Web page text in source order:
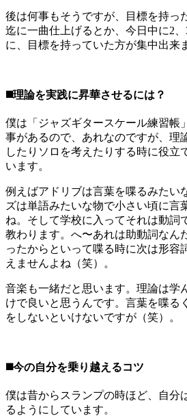
後は何事もそうですが、目標を持っ
迄に一曲仕上げるとか、今日中に2
に、目標を持っていた方が集中出来
◼️理論を実践に昇華させるには？
僕は「ジャズギタースケール練習帳
事があるので、あれなのですが、理
したりソロを考えたりする時に役立
います。
例えばアドリブは言葉を喋るみたい
ズは単語みたいな物で小さい頃に言
ね。そして学校に入ってそれは動詞
教わります。へ〜あれは助動詞なん
ったからといって喋る時に次は形容
えませんよね（笑）。
音楽も一緒だと思います。理論は学
けで良いと思うんです。言葉を喋る
をしないといけないですが（笑）。
◼️今の自分を乗り越えるコツ
僕は昔からスランプの時ほど、自分
るようにしています。